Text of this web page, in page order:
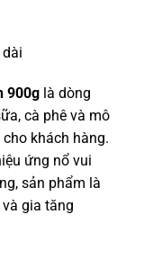
900g là dòng
cà phê và mô
khách hàng.
ứng nổ vui
sản phẩm là
gia tăng